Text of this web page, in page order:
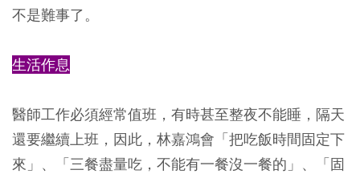
不是難事了。
生活作息
醫師工作必須經常值班，有時甚至整夜不能睡，隔天
還要繼續上班，因此，林嘉鴻會「把吃飯時間固定下
來」、「三餐盡量吃，不能有一餐沒一餐的」、「固